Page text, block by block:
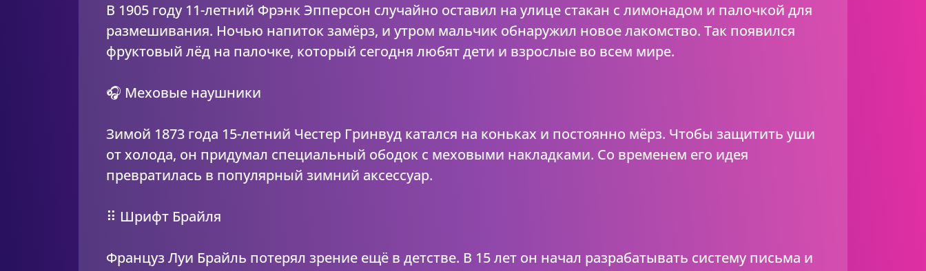
В 1905 году 11-летний Фрэнк Эпперсон случайно оставил на улице стакан с лимонадом и палочкой для
размешивания. Ночью напиток замёрз, и утром мальчик обнаружил новое лакомство. Так появился
фруктовый лёд на палочке, который сегодня любят дети и взрослые во всем мире.
🎧 Меховые наушники
Зимой 1873 года 15-летний Честер Гринвуд катался на коньках и постоянно мёрз. Чтобы защитить уши
от холода, он придумал специальный ободок с меховыми накладками. Со временем его идея
превратилась в популярный зимний аксессуар.
⠿ Шрифт Брайля
Француз Луи Брайль потерял зрение ещё в детстве. В 15 лет он начал разрабатывать систему письма и